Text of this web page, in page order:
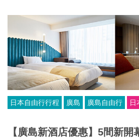
日本自由行行程 廣島 廣島自由行 日
【廣島新酒店優惠】5間新開